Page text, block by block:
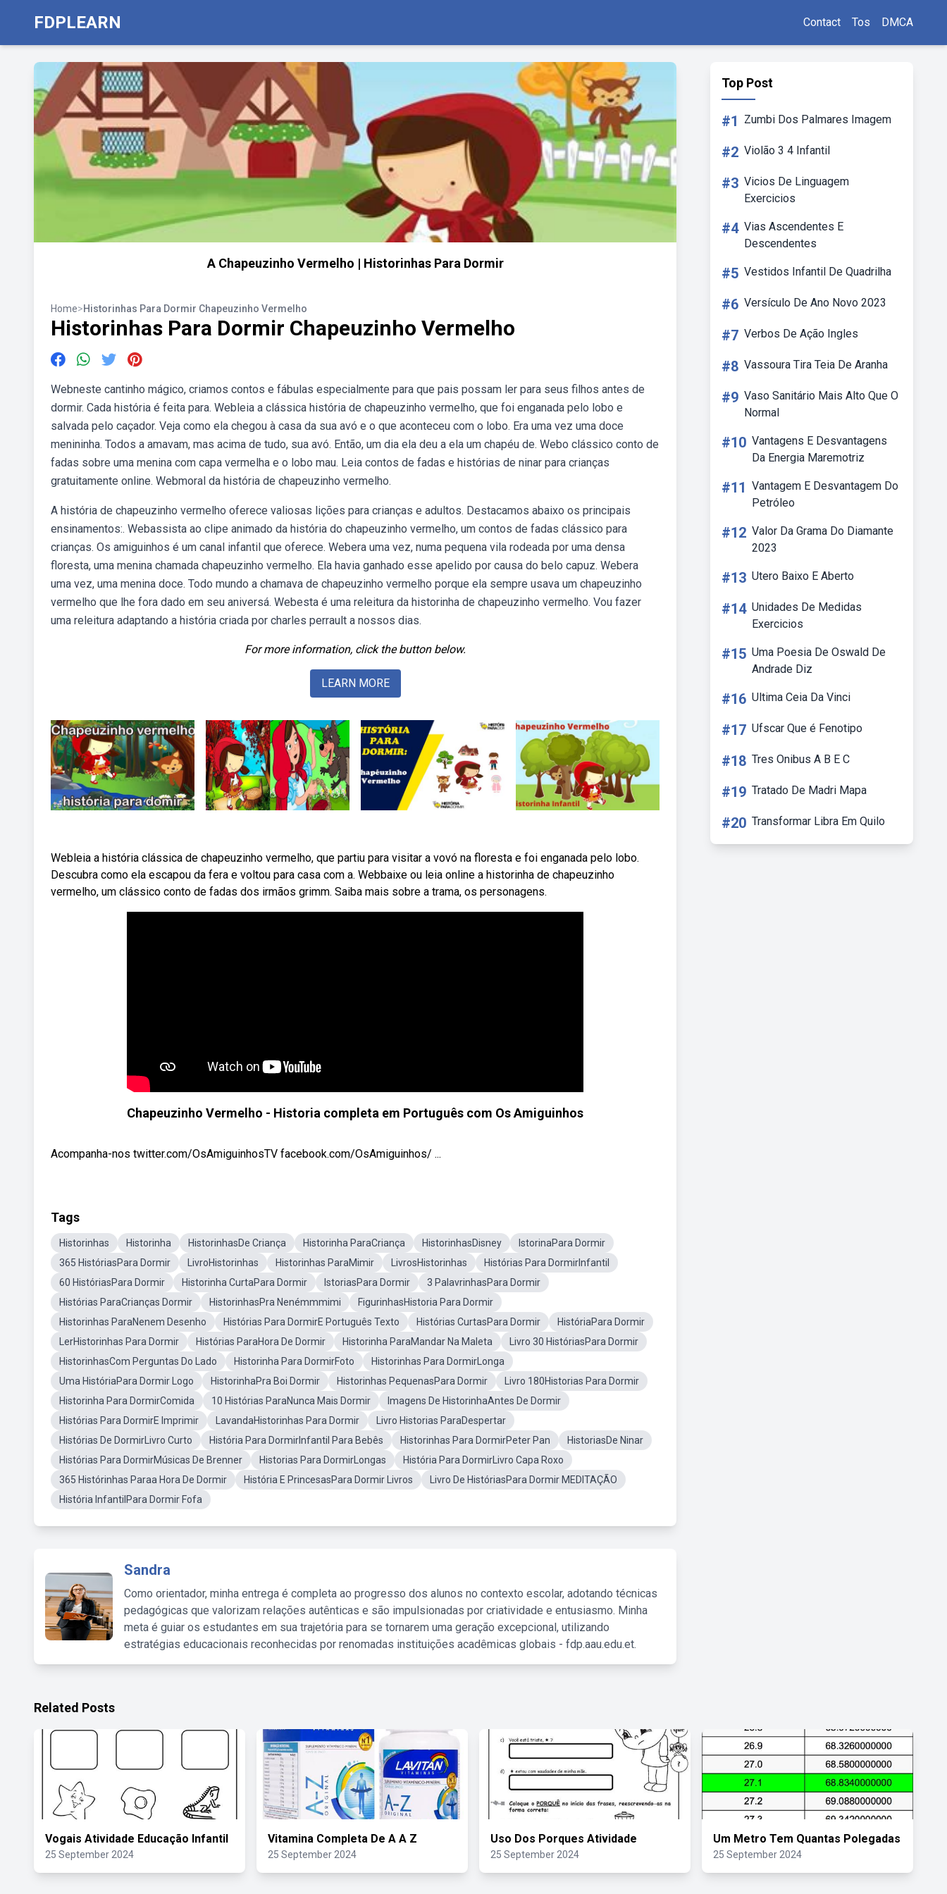
FDPLEARN Contact Tos DMCA
A Chapeuzinho Vermelho | Historinhas Para Dormir
Home>Historinhas Para Dormir Chapeuzinho Vermelho
Historinhas Para Dormir Chapeuzinho Vermelho
Webneste cantinho mágico, criamos contos e fábulas especialmente para que pais possam ler para seus filhos antes de
dormir. Cada história é feita para. Webleia a clássica história de chapeuzinho vermelho, que foi enganada pelo lobo e
salvada pelo caçador. Veja como ela chegou à casa da sua avó e o que aconteceu com o lobo. Era uma vez uma doce
menininha. Todos a amavam, mas acima de tudo, sua avó. Então, um dia ela deu a ela um chapéu de. Webo clássico conto de
fadas sobre uma menina com capa vermelha e o lobo mau. Leia contos de fadas e histórias de ninar para crianças
gratuitamente online. Webmoral da história de chapeuzinho vermelho.
A história de chapeuzinho vermelho oferece valiosas lições para crianças e adultos. Destacamos abaixo os principais
ensinamentos:. Webassista ao clipe animado da história do chapeuzinho vermelho, um contos de fadas clássico para
crianças. Os amiguinhos é um canal infantil que oferece. Webera uma vez, numa pequena vila rodeada por uma densa
floresta, uma menina chamada chapeuzinho vermelho. Ela havia ganhado esse apelido por causa do belo capuz. Webera
uma vez, uma menina doce. Todo mundo a chamava de chapeuzinho vermelho porque ela sempre usava um chapeuzinho
vermelho que lhe fora dado em seu aniversá. Webesta é uma releitura da historinha de chapeuzinho vermelho. Vou fazer
uma releitura adaptando a história criada por charles perrault a nossos dias.
For more information, click the button below.
LEARN MORE
Webleia a história clássica de chapeuzinho vermelho, que partiu para visitar a vovó na floresta e foi enganada pelo lobo.
Descubra como ela escapou da fera e voltou para casa com a. Webbaixe ou leia online a historinha de chapeuzinho
vermelho, um clássico conto de fadas dos irmãos grimm. Saiba mais sobre a trama, os personagens.
Chapeuzinho Vermelho - Historia completa em Português com Os Amiguinhos
Acompanha-nos twitter.com/OsAmiguinhosTV facebook.com/OsAmiguinhos/ ...
Tags
Historinhas Historinha HistorinhasDe Criança Historinha ParaCriança HistorinhasDisney
IstorinaPara Dormir
365 HistóriasPara Dormir
LivroHistorinhas Historinhas ParaMimir LivrosHistorinhas
Histórias Para DormirInfantil
60 HistóriasPara Dormir
Historinha CurtaPara Dormir IstoriasPara Dormir
3 PalavrinhasPara Dormir
Histórias ParaCrianças Dormir
HistorinhasPra Nenémmmimi
FigurinhasHistoria Para Dormir
Historinhas ParaNenem Desenho
Histórias Para DormirE Português Texto Histórias CurtasPara Dormir
HistóriaPara Dormir
LerHistorinhas Para Dormir
Histórias ParaHora De Dormir Historinha ParaMandar Na Maleta
Livro 30 HistóriasPara Dormir
HistorinhasCom Perguntas Do Lado
Historinha Para DormirFoto
Historinhas Para DormirLonga
Uma HistóriaPara Dormir Logo
HistorinhaPra Boi Dormir Historinhas PequenasPara Dormir
Livro 180Historias Para Dormir
Historinha Para DormirComida
10 Histórias ParaNunca Mais Dormir
Imagens De HistorinhaAntes De Dormir
Histórias Para DormirE Imprimir
LavandaHistorinhas Para Dormir
Livro Historias ParaDespertar
Histórias De DormirLivro Curto
História Para DormirInfantil Para Bebês Historinhas Para DormirPeter Pan
HistoriasDe Ninar
Histórias Para DormirMúsicas De Brenner
Historias Para DormirLongas
História Para DormirLivro Capa Roxo
365 Histórinhas Paraa Hora De Dormir
História E PrincesasPara Dormir Livros
Livro De HistóriasPara Dormir MEDITAÇÃO
História InfantilPara Dormir Fofa
Sandra
Como orientador, minha entrega é completa ao progresso dos alunos no contexto escolar, adotando técnicas
pedagógicas que valorizam relações autênticas e são impulsionadas por criatividade e entusiasmo. Minha
meta é guiar os estudantes em sua trajetória para se tornarem uma geração excepcional, utilizando
estratégias educacionais reconhecidas por renomadas instituições acadêmicas globais - fdp.aau.edu.et.
Top Post
#1 Zumbi Dos Palmares Imagem
#2 Violão 3 4 Infantil
#3 Vicios De Linguagem
Exercicios
#4 Vias Ascendentes E
Descendentes
#5 Vestidos Infantil De Quadrilha
#6 Versículo De Ano Novo 2023
#7 Verbos De Ação Ingles
#8 Vassoura Tira Teia De Aranha
#9 Vaso Sanitário Mais Alto Que O
Normal
#10 Vantagens E Desvantagens
Da Energia Maremotriz
#11 Vantagem E Desvantagem Do
Petróleo
#12 Valor Da Grama Do Diamante
2023
#13 Utero Baixo E Aberto
#14 Unidades De Medidas
Exercicios
#15 Uma Poesia De Oswald De
Andrade Diz
#16 Ultima Ceia Da Vinci
#17 Ufscar Que é Fenotipo
#18 Tres Onibus A B E C
#19 Tratado De Madri Mapa
#20 Transformar Libra Em Quilo
Related Posts
Vogais Atividade Educação Infantil
25 September 2024
Vitamina Completa De A A Z
25 September 2024
Uso Dos Porques Atividade
25 September 2024
Um Metro Tem Quantas Polegadas
25 September 2024